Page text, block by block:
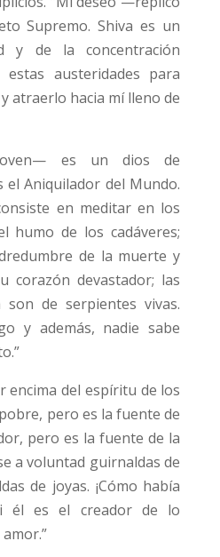
Supremo. Shiva es un
y de la concentración
estas austeridades para
atraerlo hacia mí lleno de
es un dios de
el Aniquilador del Mundo.
en meditar en los
humo de los cadáveres;
de la muerte y
corazón devastador; las
son de serpientes vivas.
y además, nadie sabe
encima del espíritu de los
pero es la fuente de
pero es la fuente de la
a voluntad guirnaldas de
de joyas. ¡Cómo había
él es el creador de lo